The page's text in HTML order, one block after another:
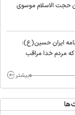
الاسلام موسوی
ایران حسین(ع):
خدا مراقب
بیشتر